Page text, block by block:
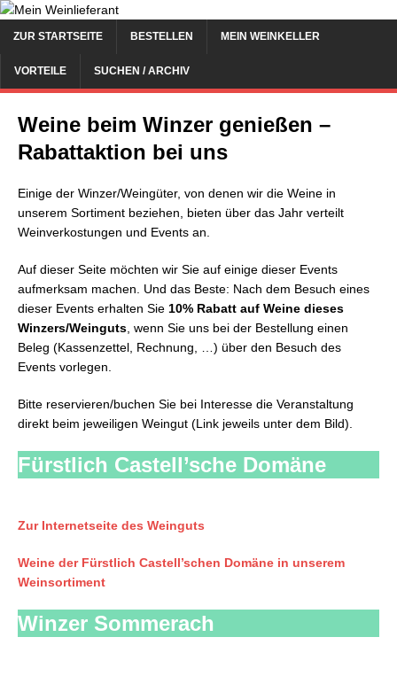
ZUR STARTSEITE BESTELLEN MEIN WEINKELLER
VORTEILE SUCHEN / ARCHIV
Weine beim Winzer genießen –
Rabattaktion bei uns
Einige der Winzer/Weingüter, von denen wir die Weine in
unserem Sortiment beziehen, bieten über das Jahr verteilt
Weinverkostungen und Events an.
Auf dieser Seite möchten wir Sie auf einige dieser Events
aufmerksam machen. Und das Beste: Nach dem Besuch eines
dieser Events erhalten Sie 10% Rabatt auf Weine dieses
Winzers/Weinguts , wenn Sie uns bei der Bestellung einen
Beleg (Kassenzettel, Rechnung, …) über den Besuch des
Events vorlegen.
Bitte reservieren/buchen Sie bei Interesse die Veranstaltung
direkt beim jeweiligen Weingut (Link jeweils unter dem Bild).
Fürstlich Castell’sche Domäne
Zur Internetseite des Weinguts
Weine der Fürstlich Castell’schen Domäne in unserem
Weinsortiment
Winzer Sommerach